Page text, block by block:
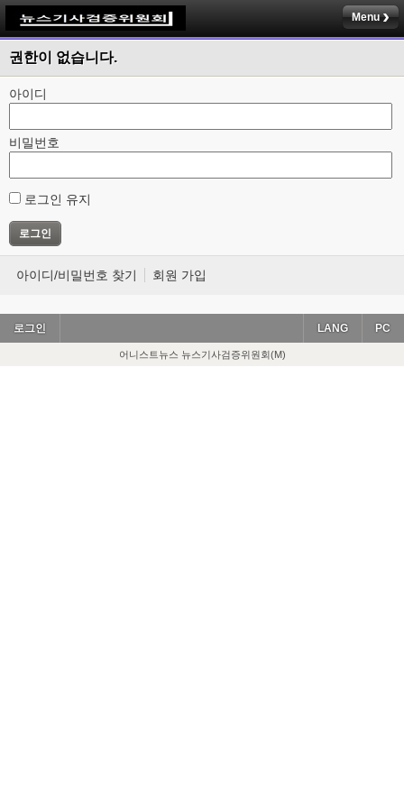
Menu
권한이 없습니다.
아이디
비밀번호
로그인 유지
아이디/비밀번호 찾기 회원 가입
로그인 PC
LANG
어니스트뉴스 뉴스기사검증위원회(M)